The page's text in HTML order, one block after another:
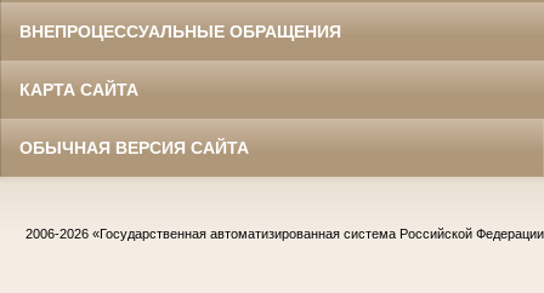
ВНЕПРОЦЕССУАЛЬНЫЕ ОБРАЩЕНИЯ
КАРТА САЙТА
ОБЫЧНАЯ ВЕРСИЯ САЙТА
2006-2026 «Государственная автоматизированная система Российской